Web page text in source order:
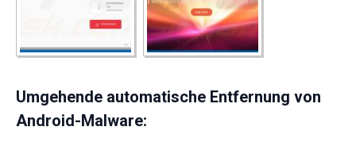
Umgehende automatische Entfernung von
Android-Malware: